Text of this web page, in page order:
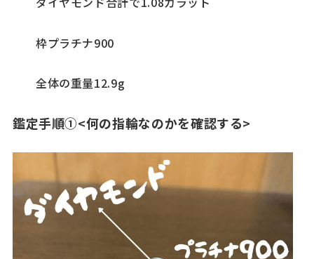
枠プラチナ900
全体の重量12.9g
鑑定手順①<何の指輪なのかを確認する>